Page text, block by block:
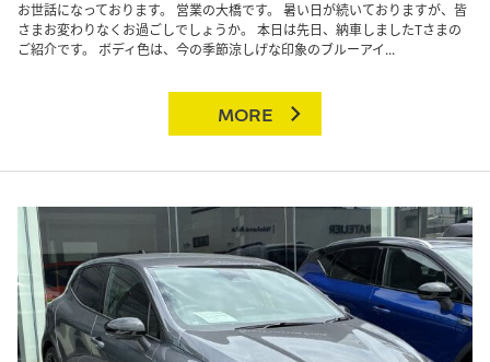
お世話になっております。 営業の大橋です。 暑い日が続いておりますが、皆
さまお変わりなくお過ごしでしょうか。 本日は先日、納車しましたTさまの
ご紹介です。 ボディ色は、今の季節涼しげな印象のブルーアイ...
MORE